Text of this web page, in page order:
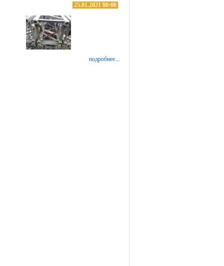
25.01.2021 00:00
подробнее...